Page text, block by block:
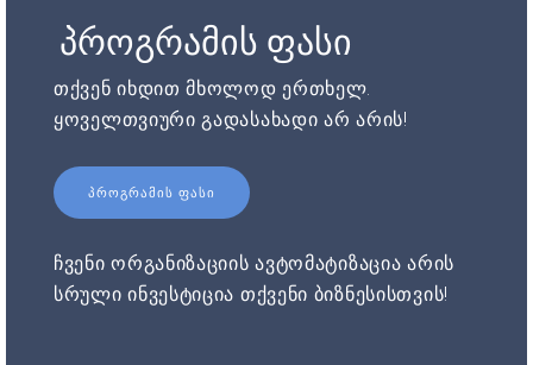
პროგრამის ფასი
თქვენ იხდით მხოლოდ ერთხელ.
ყოველთვიური გადასახადი არ არის!
ᲞᲠᲝᲒᲠᲐᲛᲘᲡ ᲤᲐᲡᲘ
ჩვენი ორგანიზაციის ავტომატიზაცია არის
სრული ინვესტიცია თქვენი ბიზნესისთვის!